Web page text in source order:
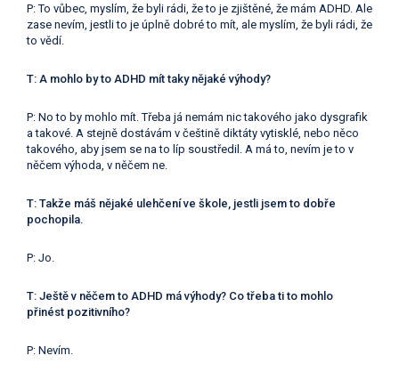
P: To vůbec, myslím, že byli rádi, že to je zjištěné, že mám ADHD. Ale
zase nevím, jestli to je úplně dobré to mít, ale myslím, že byli rádi, že
to vědí.
T: A mohlo by to ADHD mít taky nějaké výhody?
P: No to by mohlo mít. Třeba já nemám nic takového jako dysgrafik
a takové. A stejně dostávám v češtině diktáty vytisklé, nebo něco
takového, aby jsem se na to líp soustředil. A má to, nevím je to v
něčem výhoda, v něčem ne.
T: Takže máš nějaké ulehčení ve škole, jestli jsem to dobře
pochopila.
P: Jo.
T: Ještě v něčem to ADHD má výhody? Co třeba ti to mohlo
přinést pozitivního?
P: Nevím.